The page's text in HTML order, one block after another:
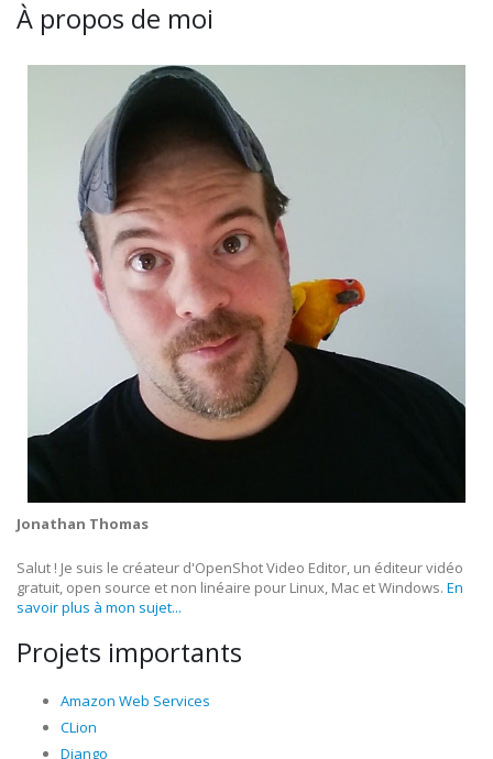
À propos de moi
Jonathan Thomas
Salut ! Je suis le créateur d'OpenShot Video Editor, un éditeur vidéo
gratuit, open source et non linéaire pour Linux, Mac et Windows. En
savoir plus à mon sujet...
Projets importants
Amazon Web Services
CLion
Django